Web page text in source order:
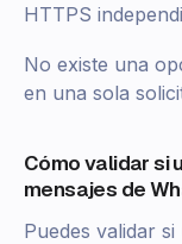
HTTPS
No existe una
en una sola
Cómo validar si
mensajes de
Puedes validar